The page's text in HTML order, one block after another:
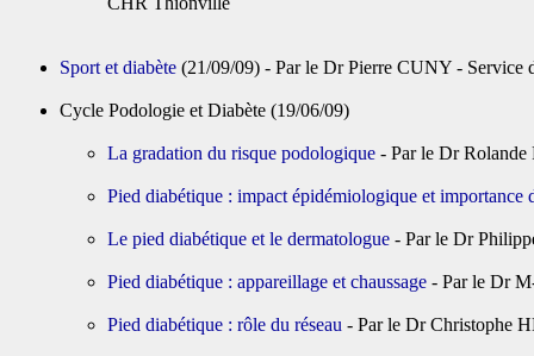
Sport et diabète (21/09/09) - Par le Dr Pierre CUNY -
Cycle Podologie et Diabète (19/06/09)
La gradation du risque podologique - Par le Dr
Pied diabétique : impact épidémiologique et importance
Le pied diabétique et le dermatologue - Par le Dr
Pied diabétique : appareillage et chaussage - Par le Dr
Pied diabétique : rôle du réseau - Par le Dr Christophe